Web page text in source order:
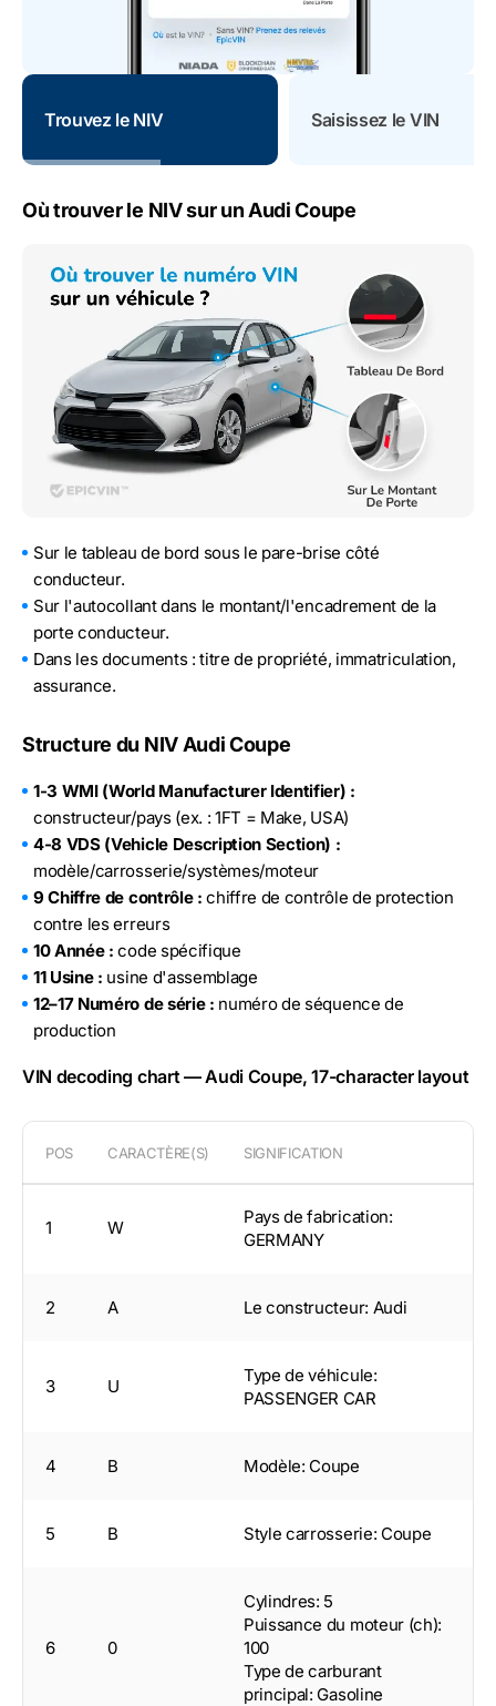
Trouvez le NIV Saisissez le VIN
Où trouver le NIV sur un Audi Coupe
Sur le tableau de bord sous le pare-brise côté
conducteur.
Sur l'autocollant dans le montant/l'encadrement de la
porte conducteur.
Dans les documents : titre de propriété, immatriculation,
assurance.
Structure du NIV Audi Coupe
1-3 WMI (World Manufacturer Identifier) :
constructeur/pays (ex. : 1FT = Make, USA)
4-8 VDS (Vehicle Description Section) :
modèle/carrosserie/systèmes/moteur
9 Chiffre de contrôle : chiffre de contrôle de protection
contre les erreurs
10 Année : code spécifique
11 Usine : usine d'assemblage
12–17 Numéro de série : numéro de séquence de
production
VIN decoding chart — Audi Coupe, 17-character layout
POS CARACTÈRE(S) SIGNIFICATION
1 W
Pays de fabrication:
GERMANY
2 A Le constructeur: Audi
3 U
Type de véhicule:
PASSENGER CAR
4 B Modèle: Coupe
5 B Style carrosserie: Coupe
6 0
Cylindres: 5
Puissance du moteur (ch):
100
Type de carburant
principal: Gasoline